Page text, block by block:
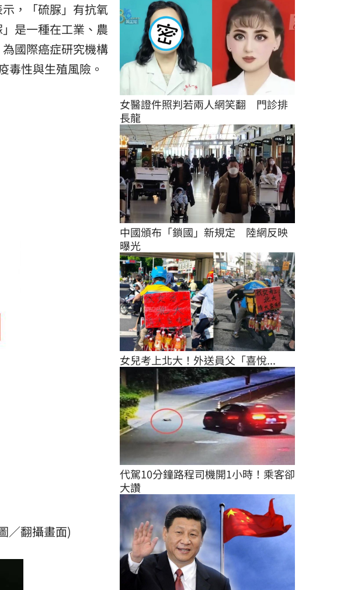
，「硫脲」有抗氧
是一種在工業、農
國際癌症研究機構
毒性與生殖風險。
／翻攝畫面)
女醫證件照判若兩人網笑翻　門診排
長龍
中國頒布「鎖國」新規定　陸網反映
曝光
女兒考上北大！外送員父「喜悅...
代駕10分鐘路程司機開1小時！乘客卻
大讚